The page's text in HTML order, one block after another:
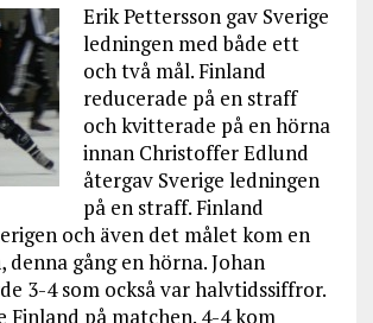
Erik Pettersson gav Sverige
ledningen med både ett
och två mål. Finland
reducerade på en straff
och kvitterade på en hörna
innan Christoffer Edlund
återgav Sverige ledningen
på en straff. Finland
och även det målet kom en
gång en hörna. Johan
3-4 som också var halvtidssiffror.
Finland på matchen. 4-4 kom